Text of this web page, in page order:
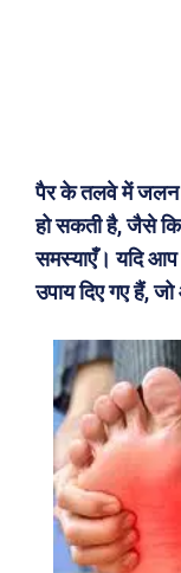
पैर के तलवे में जलन
हो सकती है, जैसे कि
समस्याएँ। यदि
उपाय दिए गए हैं,